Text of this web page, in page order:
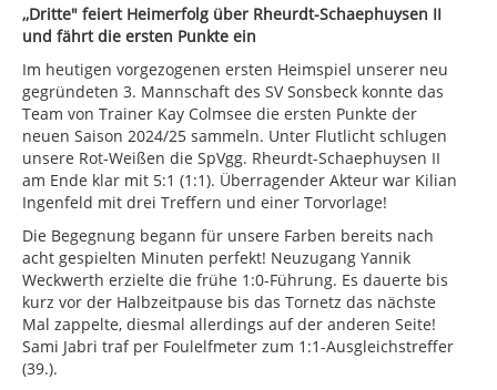
,,Dritte" feiert Heimerfolg über Rheurdt-Schaephuysen II
und fährt die ersten Punkte ein
Im heutigen vorgezogenen ersten Heimspiel unserer neu
gegründeten 3. Mannschaft des SV Sonsbeck konnte das
Team von Trainer Kay Colmsee die ersten Punkte der
neuen Saison 2024/25 sammeln. Unter Flutlicht schlugen
unsere Rot-Weißen die SpVgg. Rheurdt-Schaephuysen II
am Ende klar mit 5:1 (1:1). Überragender Akteur war Kilian
Ingenfeld mit drei Treffern und einer Torvorlage!
Die Begegnung begann für unsere Farben bereits nach
acht gespielten Minuten perfekt! Neuzugang Yannik
Weckwerth erzielte die frühe 1:0-Führung. Es dauerte bis
kurz vor der Halbzeitpause bis das Tornetz das nächste
Mal zappelte, diesmal allerdings auf der anderen Seite!
Sami Jabri traf per Foulelfmeter zum 1:1-Ausgleichstreffer
(39.).